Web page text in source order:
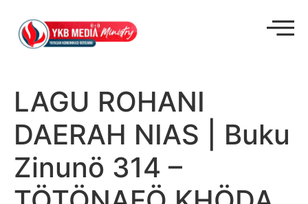
LAGU ROHANI
DAERAH NIAS | Buku
Zinunö 314 –